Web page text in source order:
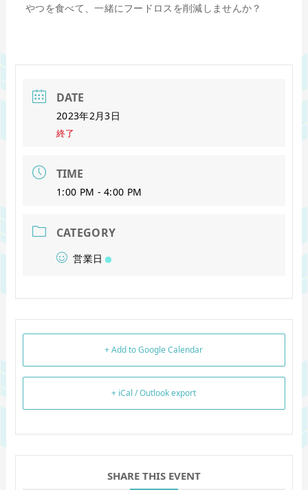
やつを食べて、一緒にフードロスを削減しませんか？
DATE
2023年2月3日
終了
TIME
1:00 PM - 4:00 PM
CATEGORY
営業日
+ Add to Google Calendar
+ iCal / Outlook export
SHARE THIS EVENT